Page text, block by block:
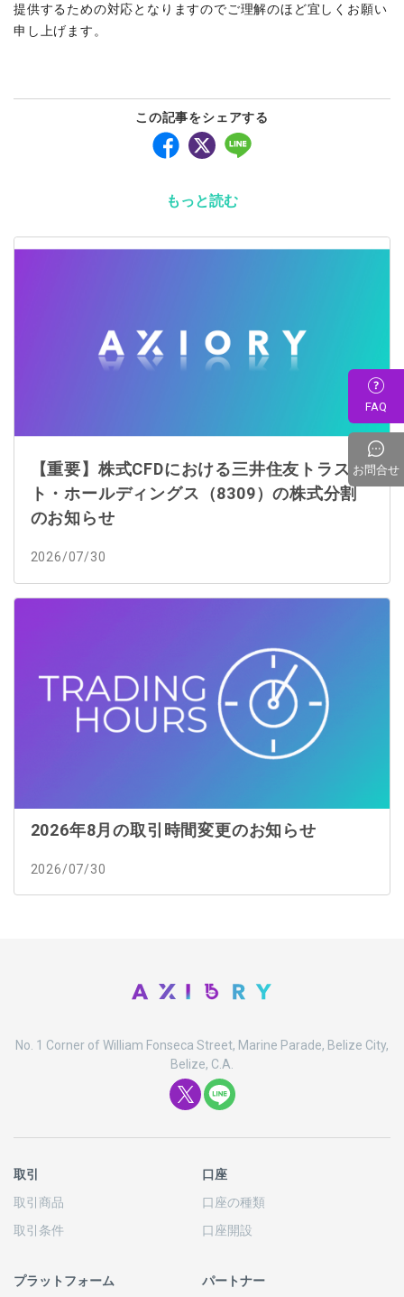
提供するための対応となりますのでご理解のほど宜しくお願い
申し上げます。
この記事をシェアする
もっと読む
【重要】株式CFDにおける三井住友トラス
ト・ホールディングス（8309）の株式分割
のお知らせ
2026/07/30
2026年8月の取引時間変更のお知らせ
2026/07/30
No. 1 Corner of William Fonseca Street, Marine Parade, Belize City,
Belize, C.A.
取引
取引商品
取引条件
口座
口座の種類
口座開設
プラットフォーム パートナー
FAQ
お問合せ